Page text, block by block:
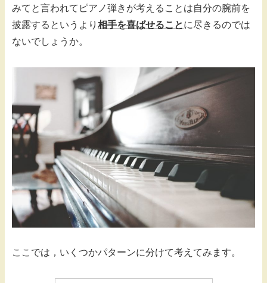
みてと言われてピアノ弾きが考えることは自分の腕前を
披露するというより 相手を喜ばせることに尽きるのでは
ないでしょうか。
ここでは，いくつかパターンに分けて考えてみます。